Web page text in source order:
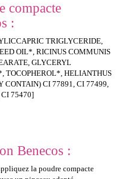
compacte
:
TRIGLYCERIDE,
OIL*, RICINUS COMMUNIS
GLYCERYL
TOCOPHEROL*, HELIANTHUS
CONTAIN) CI 77891, CI 77499,
75470]
Benecos :
la poudre compacte